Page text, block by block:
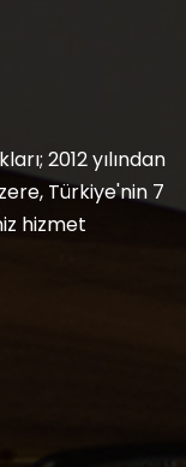
2012 yılından
Türkiye'nin 7
hizmet